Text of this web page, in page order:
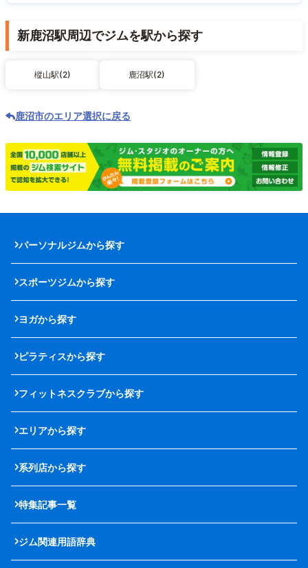
新鹿沼駅周辺でジムを駅から探す
樅山駅(2) 鹿沼駅(2)
鹿沼市のエリア選択に戻る
パーソナルジムから探す
スポーツジムから探す
ヨガから探す
ピラティスから探す
フィットネスクラブから探す
エリアから探す
系列店から探す
特集記事一覧
ジム関連用語辞典